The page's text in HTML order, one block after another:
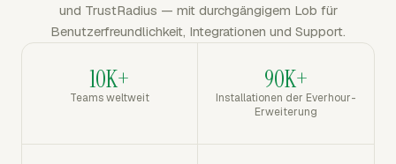
und TrustRadius — mit durchgängigem Lob für
Benutzerfreundlichkeit, Integrationen und Support.
10K+
Teams weltweit
90K+
Installationen der Everhour-
Erweiterung